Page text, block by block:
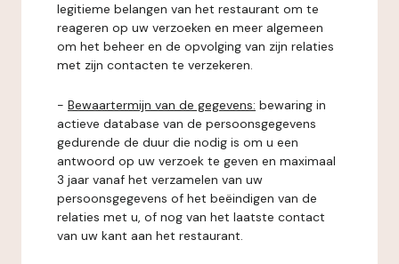
legitieme belangen van het restaurant om te
reageren op uw verzoeken en meer algemeen
om het beheer en de opvolging van zijn relaties
met zijn contacten te verzekeren.
- Bewaartermijn van de gegevens: bewaring in
actieve database van de persoonsgegevens
gedurende de duur die nodig is om u een
antwoord op uw verzoek te geven en maximaal
3 jaar vanaf het verzamelen van uw
persoonsgegevens of het beëindigen van de
relaties met u, of nog van het laatste contact
van uw kant aan het restaurant.